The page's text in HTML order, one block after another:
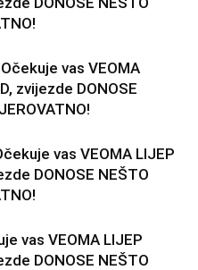
vas VEOMA
zvijezde DONOSE
vas VEOMA LIJEP
DONOSE NEŠTO
vas VEOMA LIJEP
DONOSE NEŠTO